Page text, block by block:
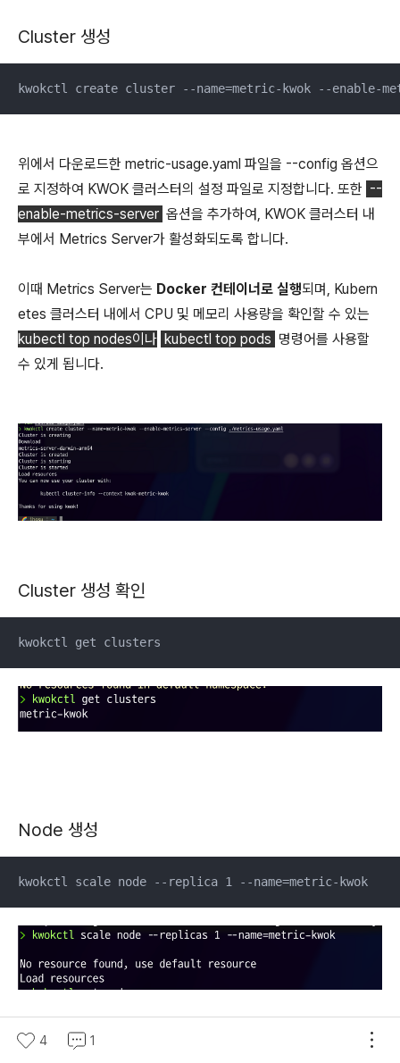
Cluster 생성
kwokctl create cluster --name=metric-kwok --enable-
위에서 다운로드한 metric-usage.yaml 파일을 --config 옵션으
로 지정하여 KWOK 클러스터의 설정 파일로 지정합니다. 또한 --
enable-metrics-server 옵션을 추가하여, KWOK 클러스터 내
부에서 Metrics Server가 활성화되도록 합니다.
이때 Metrics Server는 Docker 컨테이너로 실행되며, Kubern
etes 클러스터 내에서 CPU 및 메모리 사용량을 확인할 수 있는
kubectl top nodes이나 kubectl top pods 명령어를 사용할
수 있게 됩니다.
Cluster 생성 확인
kwokctl get clusters
Node 생성
kwokctl scale node --replica 1 --name=metric-kwok
4 1